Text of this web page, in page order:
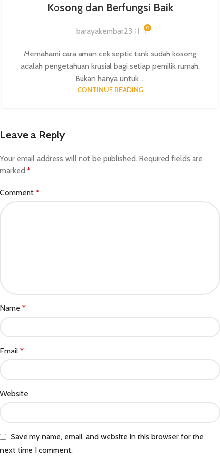
Kosong dan Berfungsi Baik
barayakembar23 0
Memahami cara aman cek septic tank sudah kosong
adalah pengetahuan krusial bagi setiap pemilik rumah.
Bukan hanya untuk ...
CONTINUE READING
Leave a Reply
Your email address will not be published. Required fields are
marked *
Comment *
Name *
Email *
Website
Save my name, email, and website in this browser for the
next time I comment.